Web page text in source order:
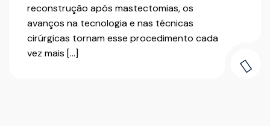
reconstrução após mastectomias, os
avanços na tecnologia e nas técnicas
cirúrgicas tornam esse procedimento cada
vez mais […]